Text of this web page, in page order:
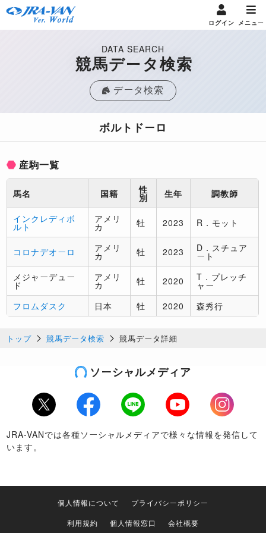
ログイン メニュー
DATA SEARCH
競馬データ検索
データ検索
ボルトドーロ
産駒一覧
馬名 国籍 性
別 生年 調教師
インクレディボ
ルト
アメリ
カ 牡 2023 R．モット
コロナデオーロ アメリ
カ 牡 2023 D．スチュア
ート
メジャーデュー
ド
アメリ
カ 牡 2020 T．プレッチ
ャー
フロムダスク
日本 牡 2020 森秀行
トップ 競馬データ検索 競馬データ詳細
ソーシャルメディア
Twitter Facebook LINE Youtube
Instagram
JRA-VANでは各種ソーシャルメディアで様々な情報を発信して
います。
個人情報について
プライバシーポリシー
利用規約
個人情報窓口 会社概要